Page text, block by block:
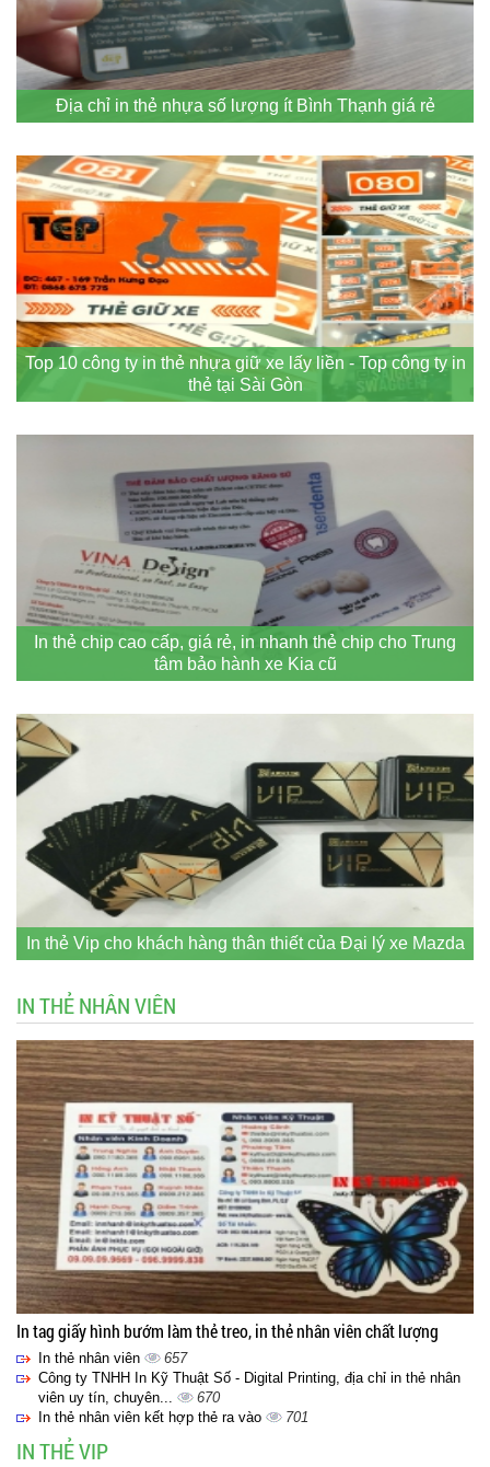
Địa chỉ in thẻ nhựa số lượng ít Bình Thạnh giá rẻ
Top 10 công ty in thẻ nhựa giữ xe lấy liền - Top công ty in
thẻ tại Sài Gòn
In thẻ chip cao cấp, giá rẻ, in nhanh thẻ chip cho Trung
tâm bảo hành xe Kia cũ
In thẻ Vip cho khách hàng thân thiết của Đại lý xe Mazda
IN THẺ NHÂN VIÊN
In tag giấy hình bướm làm thẻ treo, in thẻ nhân viên chất lượng
In thẻ nhân viên
657
Công ty TNHH In Kỹ Thuật Số - Digital Printing, địa chỉ in thẻ nhân
viên uy tín, chuyên...
670
In thẻ nhân viên kết hợp thẻ ra vào
701
IN THẺ VIP